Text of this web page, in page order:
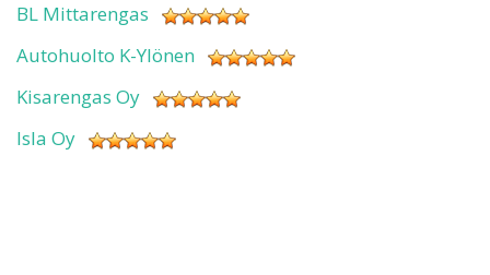
BL Mittarengas
Autohuolto K-Ylönen
Kisarengas Oy
Isla Oy